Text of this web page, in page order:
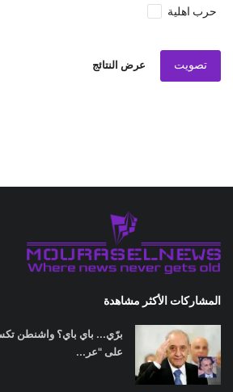
حرب اهلية
تصويت عرض النتائج
المشاركات الأكثر مشاهدة
برّي... باي باي؟ واشنطن
على "عر...